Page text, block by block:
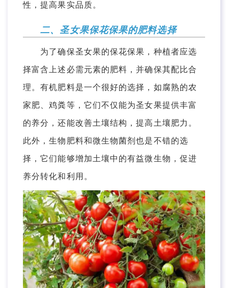
性，提高果实品质。
二、圣女果保花保果的肥料选择
为了确保圣女果的保花保果，种植者应选
择富含上述必需元素的肥料，并确保其配比合
理。有机肥料是一个很好的选择，如腐熟的农
家肥、鸡粪等，它们不仅能为圣女果提供丰富
的养分，还能改善土壤结构，提高土壤肥力。
此外，生物肥料和微生物菌剂也是不错的选
择，它们能够增加土壤中的有益微生物，促进
养分转化和利用。